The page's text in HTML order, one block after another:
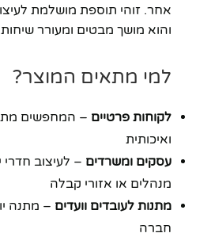
אחר. זוהי תוספת מושלמת
והוא מושך מבטים ומעורר
למי מתאים המוצר?
לקוחות פרטיים – המחפשים
ואיכותית
עסקים ומשרדים – לעיצוב חדרי
מנהלים או אזורי קבלה
מתנות לעובדים וועדים – מתנה
חברה